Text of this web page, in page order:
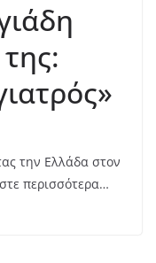
την Ελλάδα στον
περισσότερα…